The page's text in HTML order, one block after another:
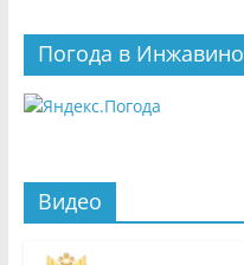
Погода в Инжавино
Видео